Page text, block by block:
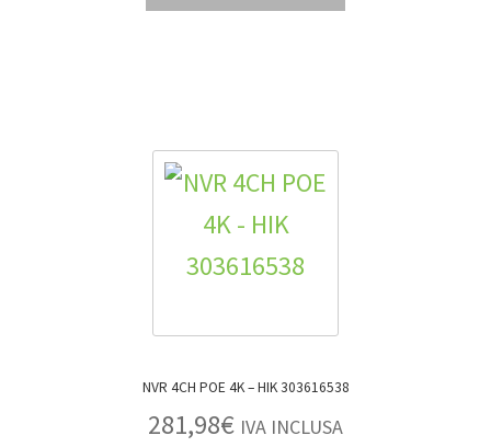
NVR 4CH POE 4K – HIK 303616538
281,98€ IVA INCLUSA